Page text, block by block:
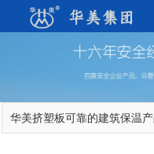
华美挤塑板可靠的建筑保温